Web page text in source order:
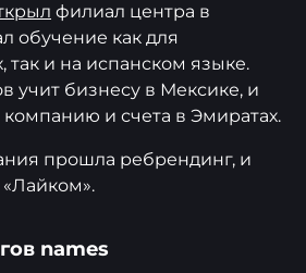
филиал центра в
обучение как для
так и на испанском языке.
учит бизнесу в Мексике, и
и счета в Эмиратах.
прошла ребрендинг, и
«Лайком».
names